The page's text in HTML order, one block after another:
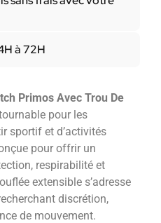
à 72H
Primos Avec Trou De
pour les
sportif et d’activités
pour offrir un
respirabilité et
extensible s’adresse
discrétion,
de mouvement.